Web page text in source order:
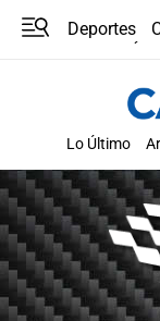
Deportes
Lo Último